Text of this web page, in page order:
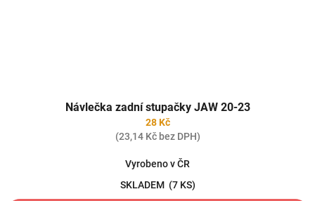
Návlečka zadní stupačky JAW 20-23
28 Kč
(23,14 Kč bez DPH)
Vyrobeno v ČR
SKLADEM (7 KS)